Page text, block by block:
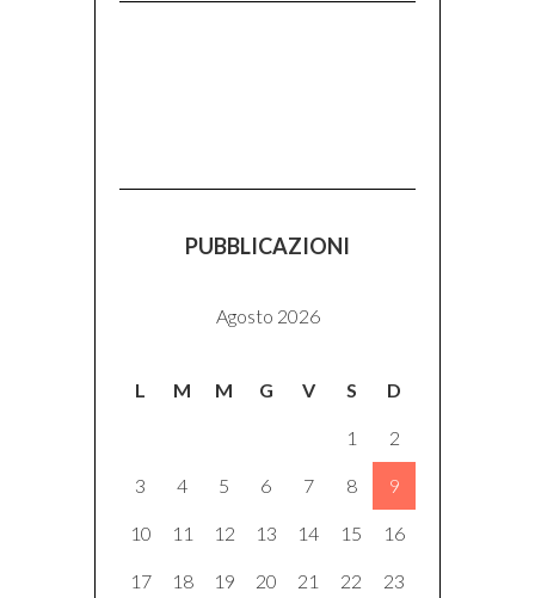
PUBBLICAZIONI
Agosto 2026
L M M G V S D
1 2
3 4 5 6 7 8 9
10 11 12 13 14 15 16
17 18 19 20 21 22 23